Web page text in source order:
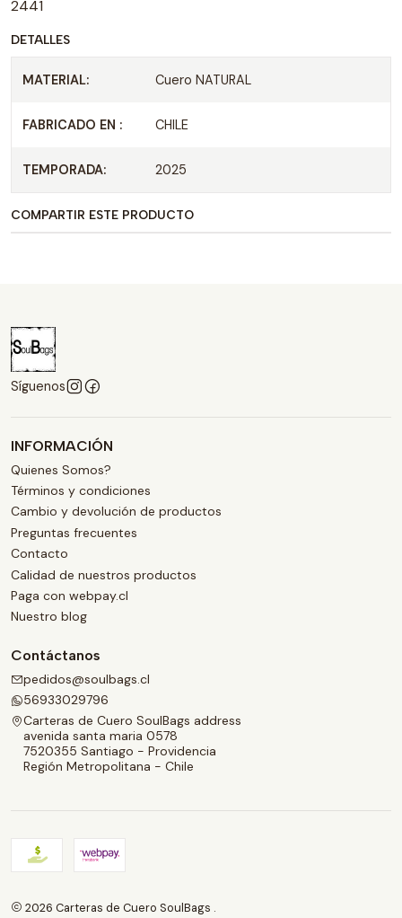
2441
DETALLES
MATERIAL: Cuero NATURAL
FABRICADO EN : CHILE
TEMPORADA: 2025
COMPARTIR ESTE PRODUCTO
Síguenos
INFORMACIÓN
Quienes Somos?
Términos y condiciones
Cambio y devolución de productos
Preguntas frecuentes
Contacto
Calidad de nuestros productos
Paga con webpay.cl
Nuestro blog
Contáctanos
pedidos@soulbags.cl
56933029796
Carteras de Cuero SoulBags address
avenida santa maria 0578
7520355 Santiago - Providencia
Región Metropolitana - Chile
2026 Carteras de Cuero SoulBags .